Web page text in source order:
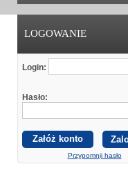
LOGOWANIE
Login:
Hasło:
Załóż konto
Przypomnij hasło